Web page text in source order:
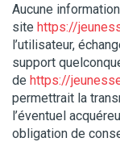
Aucune
site https://
l’utilisateur,
support
de https://
permettrait la
l’éventuel
obligation de